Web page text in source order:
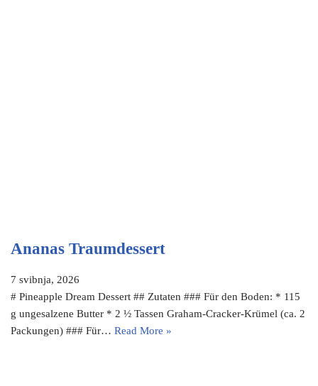
Ananas Traumdessert
7 svibnja, 2026
# Pineapple Dream Dessert ## Zutaten ### Für den Boden: * 115
g ungesalzene Butter * 2 ½ Tassen Graham-Cracker-Krümel (ca. 2
Packungen) ### Für… Read More »